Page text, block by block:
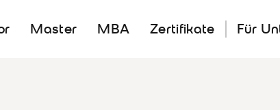
Master MBA Zertifikate Für